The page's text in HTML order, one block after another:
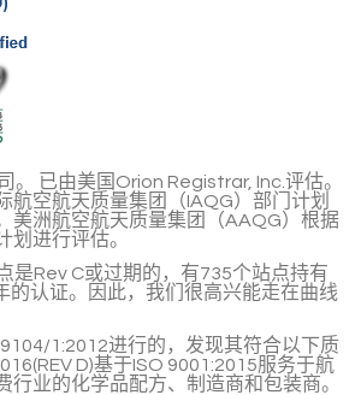
。
已由美国Orion Registrar, Inc.评估。
航空航天质量集团（IAQG）部门计划
美洲航空航天质量集团（AAQG）根据
划进行评估。
是Rev C或过期的，有735个站点持有
的认证。因此，我们很高兴能走在曲线
1:2012进行的，发现其符合以下质
D)基于ISO 9001:2015服务于航
行业的化学品配方、制造商和包装商。